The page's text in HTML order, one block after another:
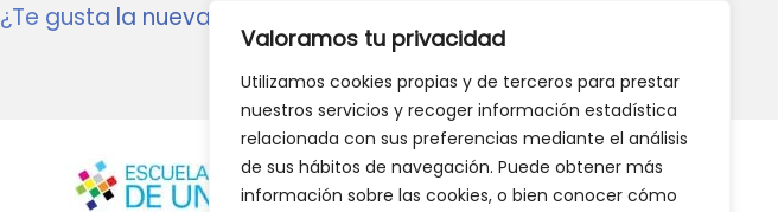
Valoramos tu privacidad
Utilizamos cookies propias y de terceros para prestar
nuestros servicios y recoger información estadística
relacionada con sus preferencias mediante el análisis
de sus hábitos de navegación. Puede obtener más
información sobre las cookies, o bien conocer cómo
¿Te gusta la nueva web?